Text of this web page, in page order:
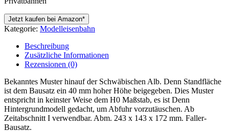
Jetzt kaufen bei Amazon*
Kategorie: Modelleisenbahn
Beschreibung
Zusätzliche Informationen
Rezensionen (0)
Bekanntes Muster hinauf der Schwäbischen Alb. Denn Standfläche
ist dem Bausatz ein 40 mm hoher Höhe beigegeben. Dies Muster
entspricht in keinster Weise dem H0 Maßstab, es ist Denn
Hintergrundmodell gedacht, um Abfuhr vorzutäuschen. Ab
Zeitabschnitt I verwendbar. Abm. 243 x 143 x 172 mm. Faller-
Bausatz.